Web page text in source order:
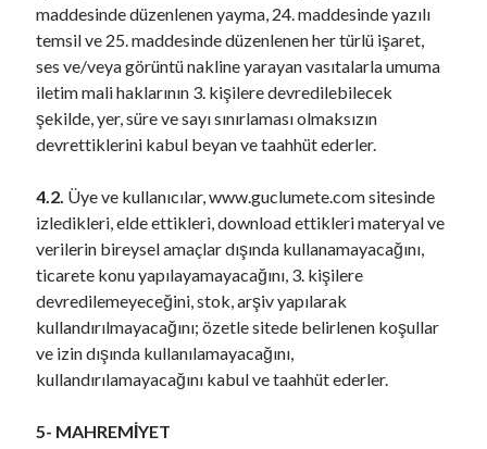
maddesinde düzenlenen yayma, 24. maddesinde yazılı
temsil ve 25. maddesinde düzenlenen her türlü işaret,
ses ve/veya görüntü nakline yarayan vasıtalarla umuma
iletim mali haklarının 3. kişilere devredilebilecek
şekilde, yer, süre ve sayı sınırlaması olmaksızın
devrettiklerini kabul beyan ve taahhüt ederler.
4.2. Üye ve kullanıcılar, www.guclumete.com sitesinde
izledikleri, elde ettikleri, download ettikleri materyal ve
verilerin bireysel amaçlar dışında kullanamayacağını,
ticarete konu yapılayamayacağını, 3. kişilere
devredilemeyeceğini, stok, arşiv yapılarak
kullandırılmayacağını; özetle sitede belirlenen koşullar
ve izin dışında kullanılamayacağını,
kullandırılamayacağını kabul ve taahhüt ederler.
5- MAHREMİYET